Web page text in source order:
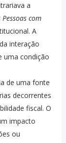
a
com
A
interação
uma condição
de uma fonte
decorrentes
fiscal. O
impacto
ou